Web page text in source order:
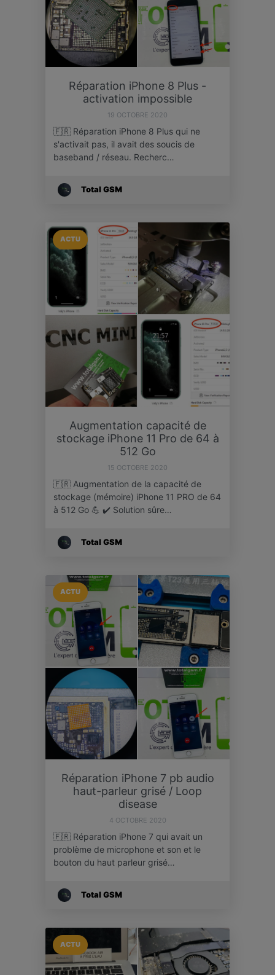
Réparation iPhone 8 Plus -
activation impossible
19 OCTOBRE 2020
🇫🇷 Réparation iPhone 8 Plus qui ne
s'activait pas, il avait des soucis de
baseband / réseau. Recherc…
Total GSM
ACTU
Augmentation capacité de
stockage iPhone 11 Pro de 64 à
512 Go
15 OCTOBRE 2020
🇫🇷 Augmentation de la capacité de
stockage (mémoire) iPhone 11 PRO de 64
à 512 Go 💪 ✔️ Solution sûre…
Total GSM
ACTU
Réparation iPhone 7 pb audio
haut-parleur grisé / Loop
disease
4 OCTOBRE 2020
🇫🇷 Réparation iPhone 7 qui avait un
problème de microphone et son et le
bouton du haut parleur grisé…
Total GSM
ACTU